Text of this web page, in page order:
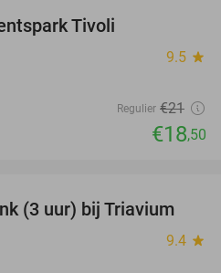
Tivoli
9.5 star
Regulier €21
€18,50
21%
(3 uur) bij Triavium
9.4 star